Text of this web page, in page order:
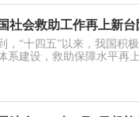
社会救助工作再上新台
，“十四五”以来，我国积
系建设，救助保障水平再上